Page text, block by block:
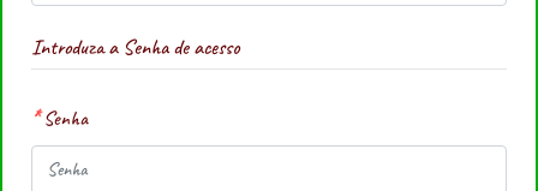
Introduza a Senha de acesso
Senha